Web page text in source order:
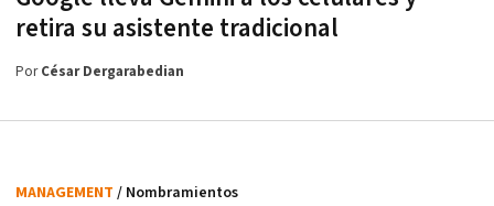
retira su asistente tradicional
PorCésar Dergarabedian
MANAGEMENT / Nombramientos